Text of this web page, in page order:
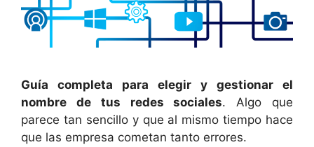
Guía completa para elegir y gestionar el
nombre de tus redes sociales. Algo que
parece tan sencillo y que al mismo tiempo hace
que las empresa cometan tanto errores.